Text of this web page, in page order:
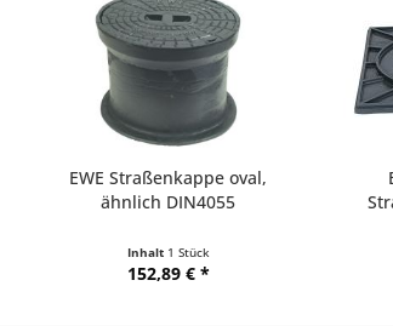
EWE Straßenkappe oval,
ähnlich DIN4055
Inhalt 1 Stück
152,89 € *